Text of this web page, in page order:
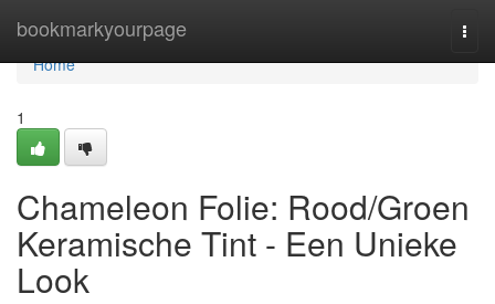
bookmarkyourpage
Home
Home
1
Chameleon Folie: Rood/Groen
Keramische Tint - Een Unieke
Look